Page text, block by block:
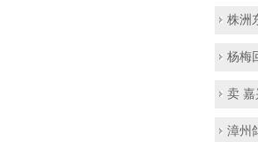
株洲
杨梅
卖 嘉
漳州